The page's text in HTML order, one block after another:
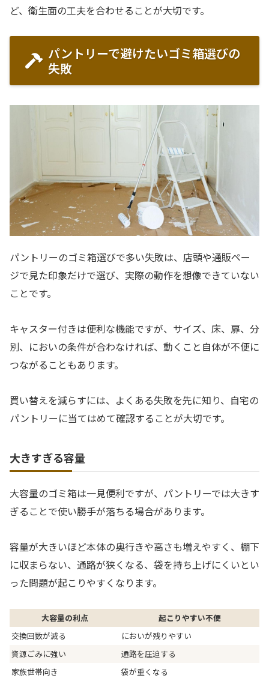
ど、衛生面の工夫を合わせることが大切です。
パントリーで避けたいゴミ箱選びの
失敗
パントリーのゴミ箱選びで多い失敗は、店頭や通販ペー
ジで見た印象だけで選び、実際の動作を想像できていない
ことです。
キャスター付きは便利な機能ですが、サイズ、床、扉、分
別、においの条件が合わなければ、動くこと自体が不便に
つながることもあります。
買い替えを減らすには、よくある失敗を先に知り、自宅の
パントリーに当てはめて確認することが大切です。
大きすぎる容量
大容量のゴミ箱は一見便利ですが、パントリーでは大きす
ぎることで使い勝手が落ちる場合があります。
容量が大きいほど本体の奥行きや高さも増えやすく、棚下
に収まらない、通路が狭くなる、袋を持ち上げにくいとい
った問題が起こりやすくなります。
大容量の利点
起こりやすい不便
交換回数が減る
においが残りやすい
資源ごみに強い
通路を圧迫する
家族世帯向き
袋が重くなる